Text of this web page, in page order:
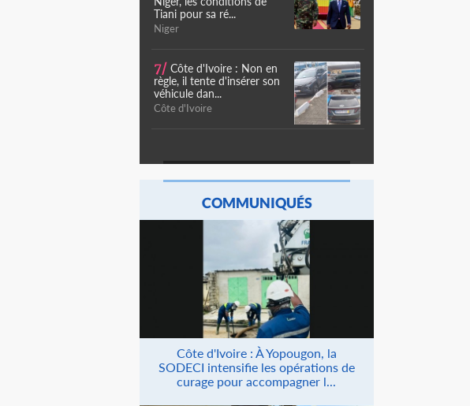
Tiani pour sa ré...
Niger
7/ Côte d'Ivoire : Non en
règle, il tente d'insérer son
véhicule dan...
Côte d'Ivoire
COMMUNIQUÉS
Côte d'Ivoire : À Yopougon, la
SODECI intensifie les opérations de
curage pour accompagner l...